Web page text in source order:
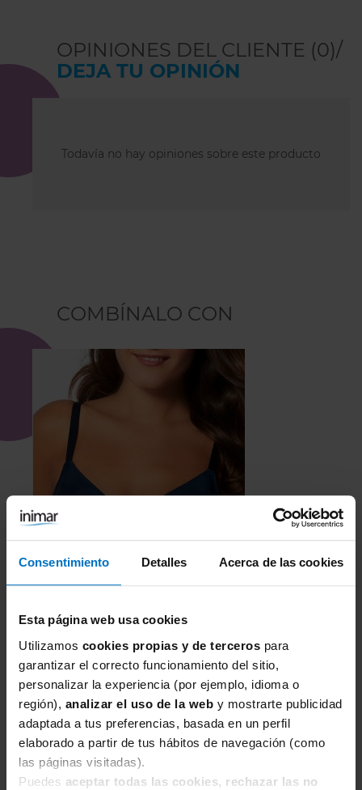
Consentimiento Detalles Acerca de las cookies
Esta página web usa cookies
Utilizamos cookies propias y de terceros para
garantizar el correcto funcionamiento del sitio,
personalizar la experiencia (por ejemplo, idioma o
región), analizar el uso de la web y mostrarte publicidad
adaptada a tus preferencias, basada en un perfil
elaborado a partir de tus hábitos de navegación (como
las páginas visitadas).
Puedes aceptar todas las cookies, rechazar las no
OPINIONES DEL CLIENTE (0)/
DEJA TU OPINIÓN
Todavía no hay opiniones sobre este producto
COMBÍNALO CON
SANS COMPLEXE
Sujetador Sans Complexe Lift Up c/aro 1709798
34,00 € 25,50 €